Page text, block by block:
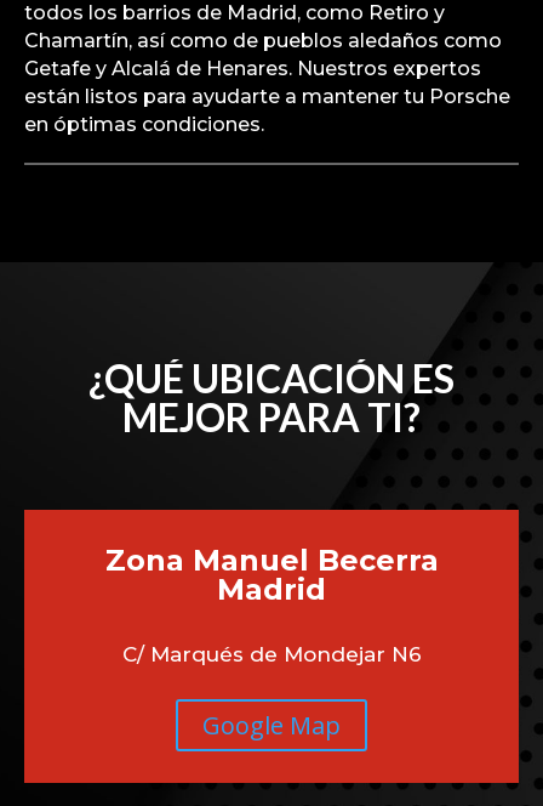
todos los barrios de Madrid, como Retiro y
Chamartín, así como de pueblos aledaños como
Getafe y Alcalá de Henares. Nuestros expertos
están listos para ayudarte a mantener tu Porsche
en óptimas condiciones.
¿QUÉ UBICACIÓN ES
MEJOR PARA TI?
Zona Manuel Becerra
Madrid
C/ Marqués de Mondejar N6
Google Map